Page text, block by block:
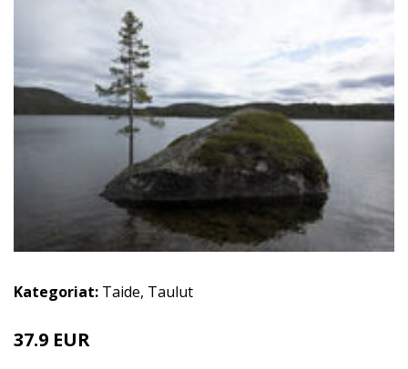
Kategoriat: Taide, Taulut
37.9 EUR